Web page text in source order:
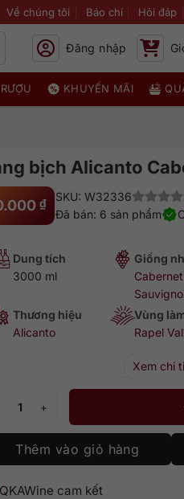
Về chúng tôi Báo chí Hỏi đáp
Đăng nhập
KHUYẾN MÃI
bịch Alicanto
₫ SKU: W32336
Đã bán: 6 sản phẩm
Dung tích
3000 ml
Giống
Cabernet
Thương hiệu
Alicanto
Vùng
Rapel
Xem chi
bịch Alicanto Cabernet Sauvignon
Thêm vào giỏ hàng
cam kết